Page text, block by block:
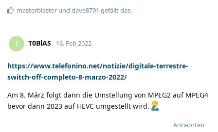
masterblaster und dave8791 gefällt das.
T T0BlAS 16. Feb 2022
https://www.telefonino.net/notizie/digitale-terrestre-
switch-off-completo-8-marzo-2022/
Am 8. März folgt dann die Umstellung von MPEG2 auf MPEG4
bevor dann 2023 auf HEVC umgestellt wird.
Antworten